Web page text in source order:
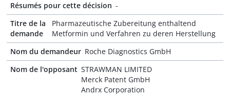
Résumés pour cette décision -
Titre de la
demande
Pharmazeutische Zubereitung enthaltend
Metformin und Verfahren zu deren Herstellung
Nom du demandeur Roche Diagnostics GmbH
Nom de l'opposant STRAWMAN LIMITED
Merck Patent GmbH
Andrx Corporation